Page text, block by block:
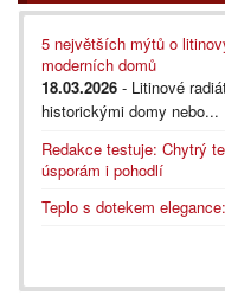
5 největších mýtů o
moderních domů
18.03.2026 - Litinové
historickými domy nebo...
Redakce testuje: Chytrý
úsporám i pohodlí
Teplo s dotekem